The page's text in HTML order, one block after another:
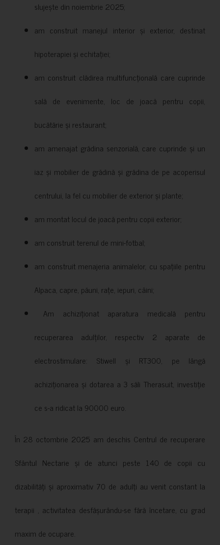
slujește din noiembrie 2025;
am construit manejul interior și exterior, destinat
hipoterapiei și echitației;
am construit clădirea multifuncțională care cuprinde
sală de evenimente, loc de joacă pentru copii,
bucătărie și restaurant;
am amenajat grădina senzorială, care cuprinde și un
iaz și mobilier de grădină și grădina de pe acoperisul
centrului, la fel cu mobilier de exterior și plante;
am montat locul de joacă pentru copii exterior;
am construit terenul de mini-fotbal;
am construit menajeria animalelor, cu spațiile pentru
Alpaca, capre, păuni, rațe, iepuri, câini;
Am achiziționat aparatura medicală pentru
recuperarea adulților, respectiv 2 aparate de
electrostimulare: Stiwell și RT300, pe lângă
achiziționarea și dotarea a 3 săli Therasuit, investiție
ce s-a ridicat la 90000 euro.
În 28 octombrie 2025 am deschis Centrul de recuperare
Sfântul Nectarie și de atunci peste 140 de copii cu
dizabilități și aproximativ 70 de adulți au venit constant la
terapii , activitatea desfășurându-se fără încetare, cu grad
maxim de ocupare.